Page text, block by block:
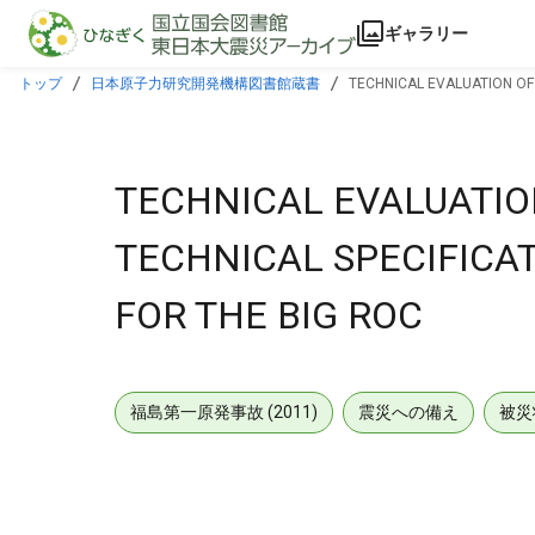
本文に飛ぶ
ギャラリー
トップ 日本原子力研究開発機構図書館蔵書 TECHNICAL EVALUATION
TECHNICAL
TECHNICAL
FOR THE BIG ROC
福島第一原発事故 (2011) 震災への備え 被災